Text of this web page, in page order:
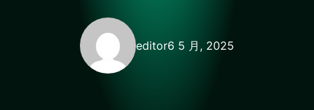
editor6 5 月, 2025